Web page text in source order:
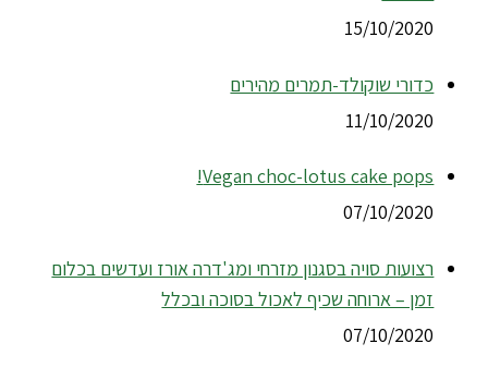
15/10/2020
כדורי שוקולד-תמרים מהירים
11/10/2020
Vegan choc-lotus cake pops!
07/10/2020
רצועות סויה בסגנון מזרחי ומג'דרה אורז ועדשים בכלום
זמן – ארוחה שכיף לאכול בסוכה ובכלל
07/10/2020